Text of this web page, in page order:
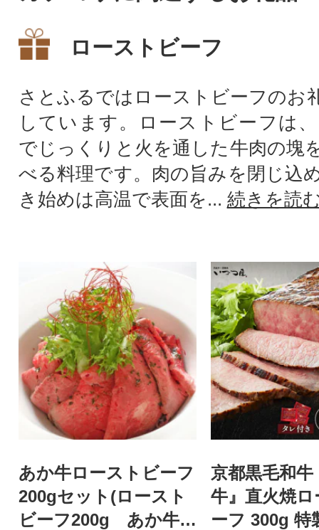
ローストビーフ
さとふるではローストビーフのお
しています。ローストビーフは
でじっくりと火を通した牛肉の塊
べる料理です。肉の旨みを閉じ込
き始めは高温で表面を... 続きを読
あか牛ローストビーフ
200gセット(ロースト
ビーフ200g あか牛
京都黒毛和牛
牛』直火焼
ーフ 300g 特